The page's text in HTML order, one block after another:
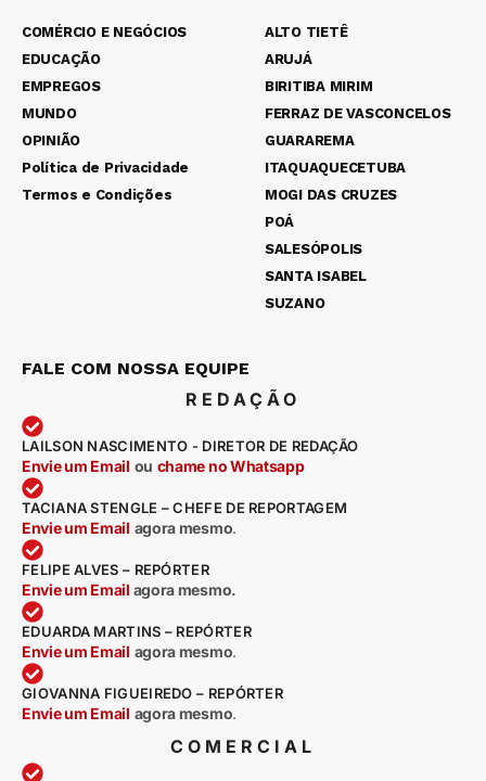
COMÉRCIO E NEGÓCIOS
EDUCAÇÃO
EMPREGOS
MUNDO
OPINIÃO
Política de Privacidade
Termos e Condições
ALTO TIETÊ
ARUJÁ
BIRITIBA MIRIM
FERRAZ DE VASCONCELOS
GUARAREMA
ITAQUAQUECETUBA
MOGI DAS CRUZES
POÁ
SALESÓPOLIS
SANTA ISABEL
SUZANO
FALE COM NOSSA EQUIPE
REDAÇÃO
LAILSON NASCIMENTO - DIRETOR DE REDAÇÃO
Envie um Email ou chame no Whatsapp
TACIANA STENGLE – CHEFE DE REPORTAGEM
Envie um Email agora mesmo.
FELIPE ALVES – REPÓRTER
Envie um Email agora mesmo.
EDUARDA MARTINS – REPÓRTER
Envie um Email agora mesmo.
GIOVANNA FIGUEIREDO – REPÓRTER
Envie um Email agora mesmo.
COMERCIAL